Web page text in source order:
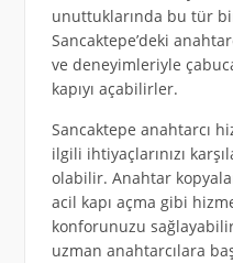
unuttuklarında bu tür
Sancaktepe’deki
ve deneyimleriyle
kapıyı açabilirler.
Sancaktepe anahtarcı
ilgili ihtiyaçlarınızı
olabilir. Anahtar
acil kapı açma gibi
konforunuzu
uzman anahtarcılara